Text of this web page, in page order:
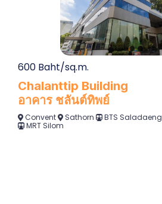
600 Baht/sq.m.
Chalanttip Building
อาคาร ชลันต์ทิพย์
Convent Sathorn
BTS Saladaeng
MRT Silom